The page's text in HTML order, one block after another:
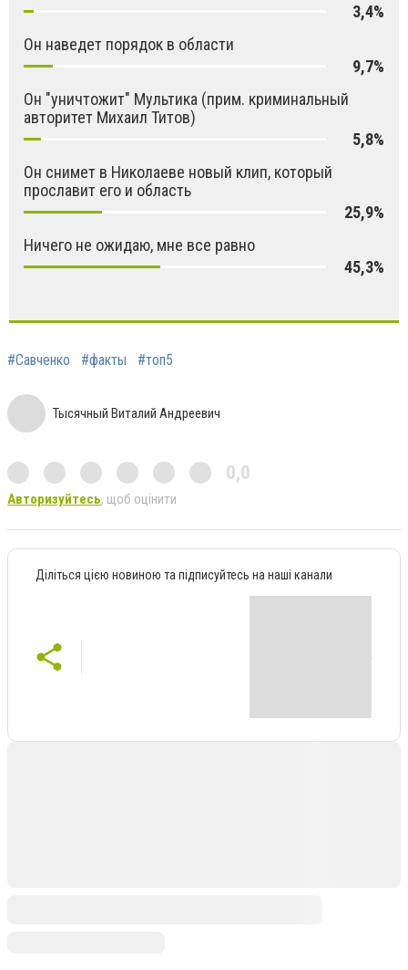
3,4%
Он наведет порядок в области
9,7%
Он "уничтожит" Мультика (прим. криминальный
авторитет Михаил Титов)
5,8%
Он снимет в Николаеве новый клип, который
прославит его и область
25,9%
Ничего не ожидаю, мне все равно
45,3%
#Савченко #факты #топ5
Тысячный Виталий Андреевич
0,0
Авторизуйтесь, щоб оцінити
Діліться цією новиною та підписуйтесь на наші канали